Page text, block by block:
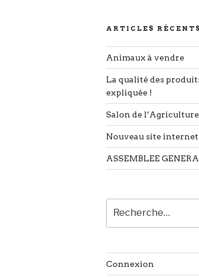
ARTICLES RÉCENTS
Animaux à vendre
La qualité des
expliquée !
Salon de l’Agriculture
Nouveau site
ASSEMBLEE
pour
:
Connexion